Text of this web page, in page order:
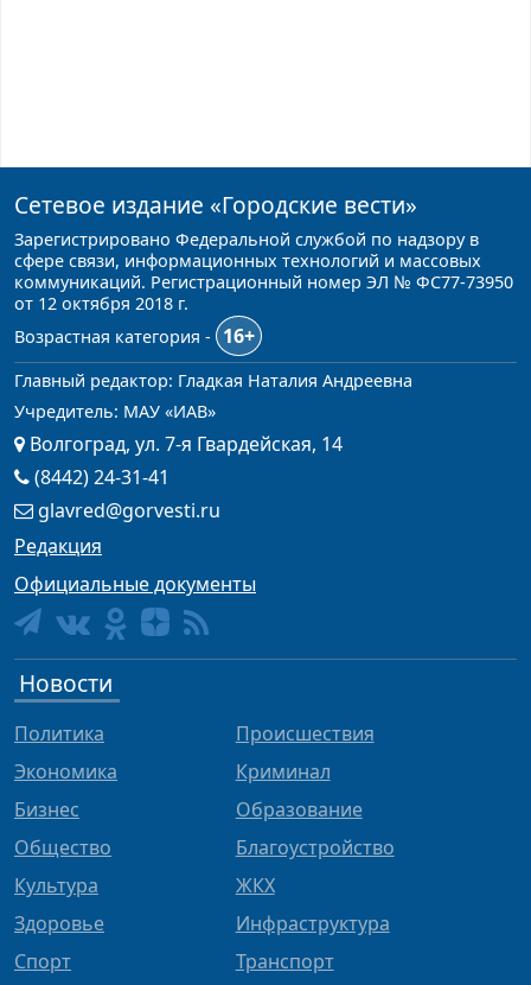
Сетевое издание «Городские вести»
Зарегистрировано Федеральной службой по надзору в
сфере связи, информационных технологий и массовых
коммуникаций. Регистрационный номер ЭЛ № ФС77-73950
от 12 октября 2018 г.
Возрастная категория -
16+
Главный редактор: Гладкая Наталия Андреевна
Учредитель: МАУ «ИАВ»
Волгоград, ул. 7-я Гвардейская, 14
(8442) 24-31-41
glavred@gorvesti.ru
Редакция
Официальные документы
Новости
Политика
Экономика
Бизнес
Общество
Культура
Здоровье
Спорт
Происшествия
Криминал
Образование
Благоустройство
ЖКХ
Инфраструктура
Транспорт